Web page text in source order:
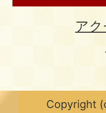
ア
Copyright